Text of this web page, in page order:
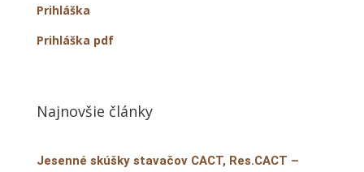
Prihláška
Prihláška pdf
Najnovšie články
Jesenné skúšky stavačov CACT, Res.CACT –